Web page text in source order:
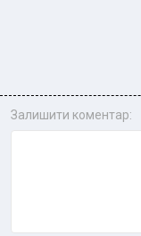
Залишити коментар: